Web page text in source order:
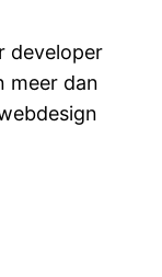
developer
meer dan